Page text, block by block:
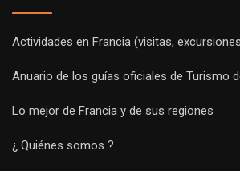
Actividades en Francia (visitas,
Anuario de los guías oficiales de Turismo
Lo mejor de Francia y de sus regiones
¿ Quiénes somos ?